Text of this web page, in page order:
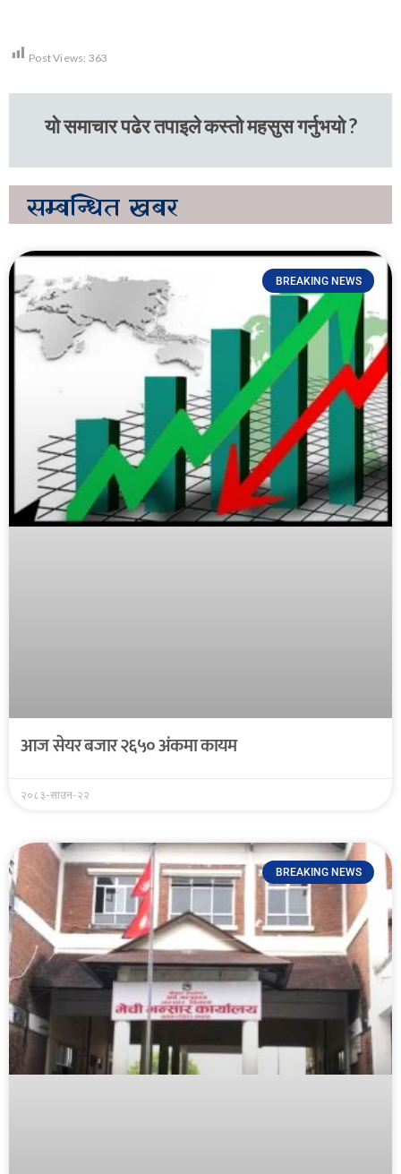
Post Views: 363
यो समाचार पढेर तपाइले कस्तो महसुस गर्नुभयो ?
सम्बन्धित खबर
BREAKING NEWS
आज सेयर बजार २६५० अंकमा कायम
२०८३-साउन-२२
BREAKING NEWS